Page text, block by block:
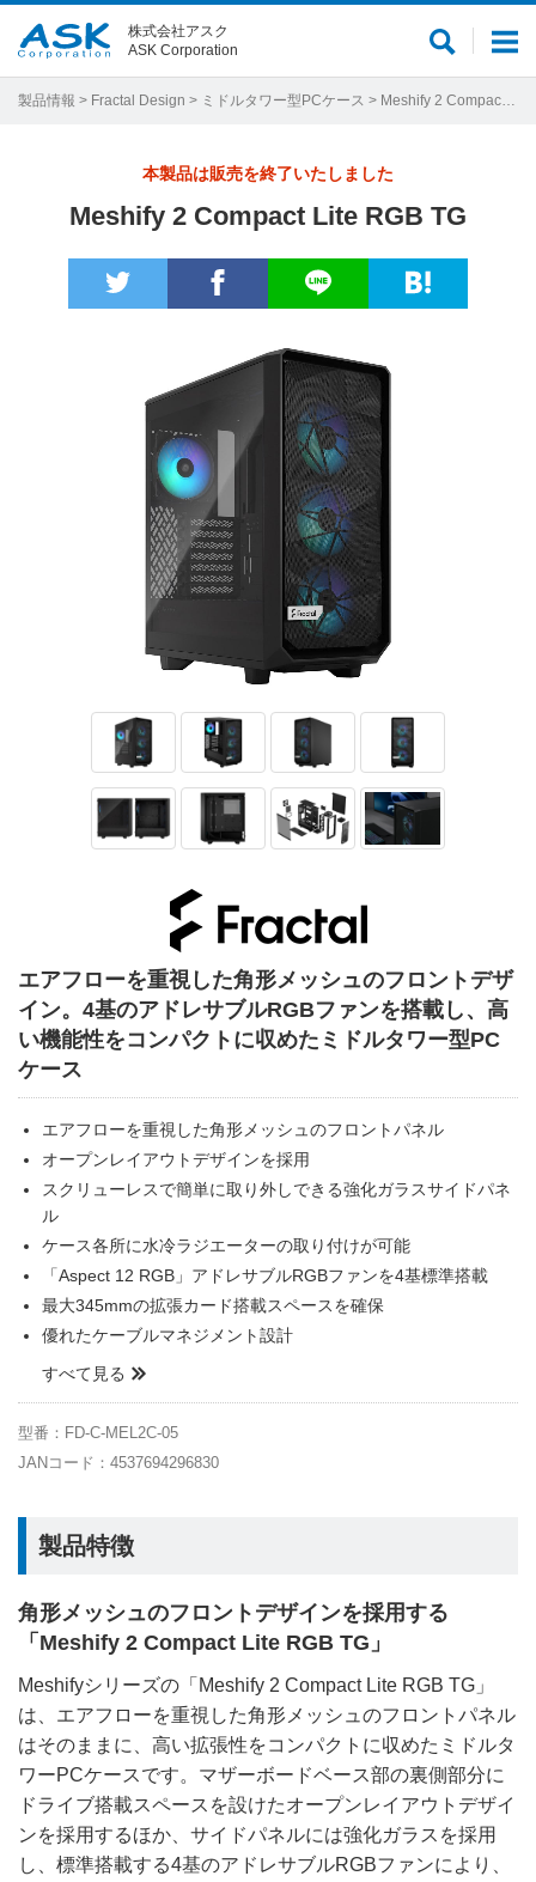
メ
ュ
サ
ト
株式会社アスク
ASK Corporation
製品情報 > Fractal Design > ミドルタワー型PCケース > Meshify 2 Compact Lite RGB TG
本製品は販売を終了いたしました
Meshify 2 Compact Lite RGB TG
エアフローを重視した角形メッシュのフロントデザ
イン。4基のアドレサブルRGBファンを搭載し、高
い機能性をコンパクトに収めたミドルタワー型PC
ケース
エアフローを重視した角形メッシュのフロントパネル
オープンレイアウトデザインを採用
スクリューレスで簡単に取り外しできる強化ガラスサイドパネ
ル
ケース各所に水冷ラジエーターの取り付けが可能
「Aspect 12 RGB」アドレサブルRGBファンを4基標準搭載
最大345mmの拡張カード搭載スペースを確保
優れたケーブルマネジメント設計
すべて見る
型番：FD-C-MEL2C-05
JANコード：4537694296830
製品特徴
角形メッシュのフロントデザインを採用する
「Meshify 2 Compact Lite RGB TG」
Meshifyシリーズの「Meshify 2 Compact Lite RGB TG」
は、エアフローを重視した角形メッシュのフロントパネル
はそのままに、高い拡張性をコンパクトに収めたミドルタ
ワーPCケースです。マザーボードベース部の裏側部分に
ドライブ搭載スペースを設けたオープンレイアウトデザイ
ンを採用するほか、サイドパネルには強化ガラスを採用
し、標準搭載する4基のアドレサブルRGBファンにより、